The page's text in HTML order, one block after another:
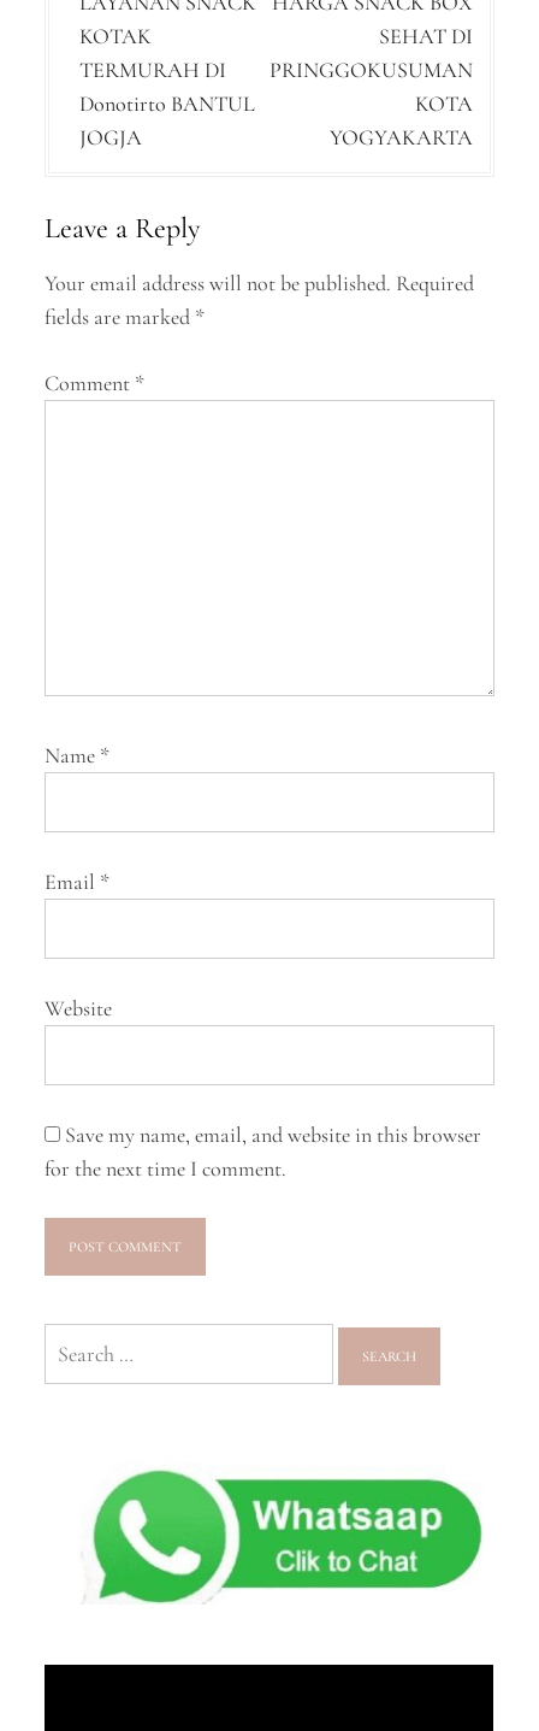
o
s
t
n
v
g
t
KOTAK
TERMURAH DI
Donotirto BANTUL
JOGJA
SEHAT DI
PRINGGOKUSUMAN
KOTA
YOGYAKARTA
Leave a Reply
Your email address will not be published. Required
fields are marked *
Comment *
Name *
Email *
Website
Save my name, email, and website in this browser
for the next time I comment.